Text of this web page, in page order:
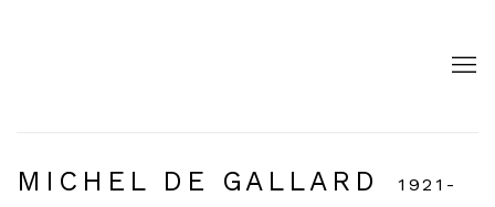
MICHEL DE GALLARD
1921-